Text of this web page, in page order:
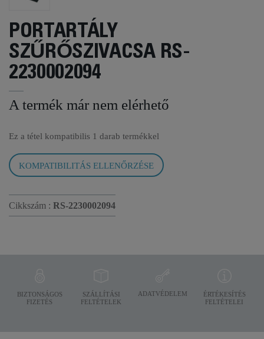
PORTARTÁLY
SZŰRŐSZIVACSA RS-
2230002094
A termék már nem elérhető
Ez a tétel kompatibilis 1 darab termékkel
KOMPATIBILITÁS ELLENŐRZÉSE
Cikkszám : RS-2230002094
BIZTONSÁGOS
FIZETÉS
SZÁLLÍTÁSI
FELTÉTELEK
ADATVÉDELEM
ÉRTÉKESÍTÉS
FELTÉTELEI